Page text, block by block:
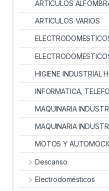
ARTICULOS
ARTICULOS VARIOS
HIGIENE INDUSTRIAL
INFORMATICA,
MAQUINARIA
MAQUINARIA
MOTOS Y
Descanso
Electrodomésticos